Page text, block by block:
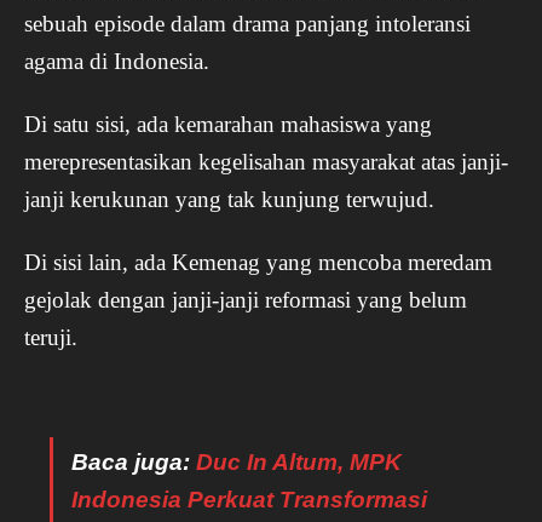
sebuah episode dalam drama panjang intoleransi
agama di Indonesia.
Di satu sisi, ada kemarahan mahasiswa yang
merepresentasikan kegelisahan masyarakat atas janji-
janji kerukunan yang tak kunjung terwujud.
Di sisi lain, ada Kemenag yang mencoba meredam
gejolak dengan janji-janji reformasi yang belum
teruji.
Baca juga: Duc In Altum, MPK
Indonesia Perkuat Transformasi